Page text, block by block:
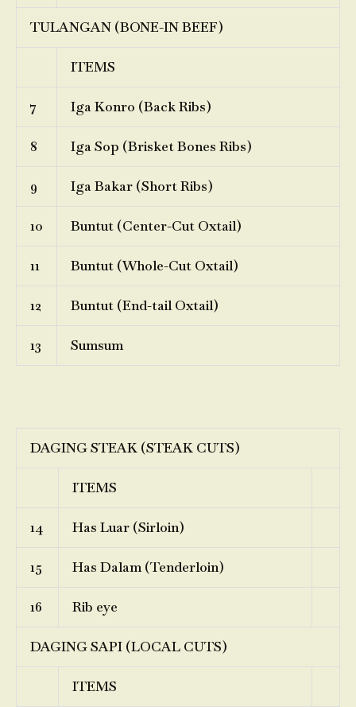
TULANGAN (BONE-IN BEEF)
ITEMS
7 Iga Konro (Back Ribs)
8 Iga Sop (Brisket Bones Ribs)
9 Iga Bakar (Short Ribs)
10 Buntut (Center-Cut Oxtail)
11 Buntut (Whole-Cut Oxtail)
12 Buntut (End-tail Oxtail)
13 Sumsum
DAGING STEAK (STEAK CUTS)
ITEMS
14 Has Luar (Sirloin)
15 Has Dalam (Tenderloin)
16 Rib eye
DAGING SAPI (LOCAL CUTS)
ITEMS